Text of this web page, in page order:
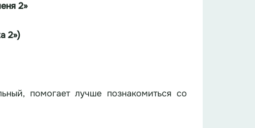
2»
2»)
помогает лучше познакомиться со